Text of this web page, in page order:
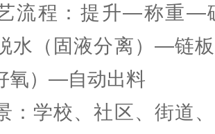
流程：提升—称重—
水（固液分离）—链
氧）—自动出料
：学校、社区、街道